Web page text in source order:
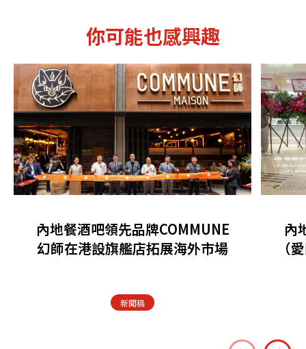
你可能也感興趣
內地餐酒吧領先品牌COMMUNE
幻師在港設旗艦店拓展海外市場
新聞稿
內
（